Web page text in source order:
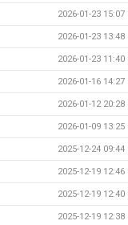
2026-01-23 15:07
2026-01-23 13:48
2026-01-23 11:40
2026-01-16 14:27
2026-01-12 20:28
2026-01-09 13:25
2025-12-24 09:44
2025-12-19 12:46
2025-12-19 12:40
2025-12-19 12:38